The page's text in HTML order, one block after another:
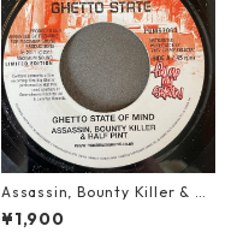
Assassin, Bounty Killer & Ha
lf Pint - Ghetto State Of Mi
nd【7-21692】
¥1,900